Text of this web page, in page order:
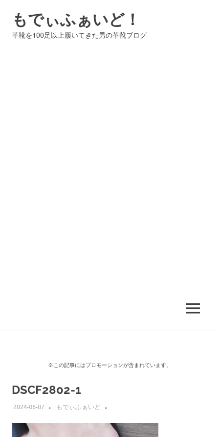
もでぃふぁいど！
革靴を100足以上履いてきた男の革靴ブログ
MENU
※この記事にはプロモーションが含まれています。
DSCF2802-1
2024-06-07 もでぃふぁいど